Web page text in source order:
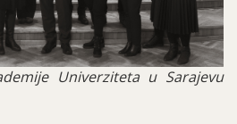
Univerziteta u Sarajevu